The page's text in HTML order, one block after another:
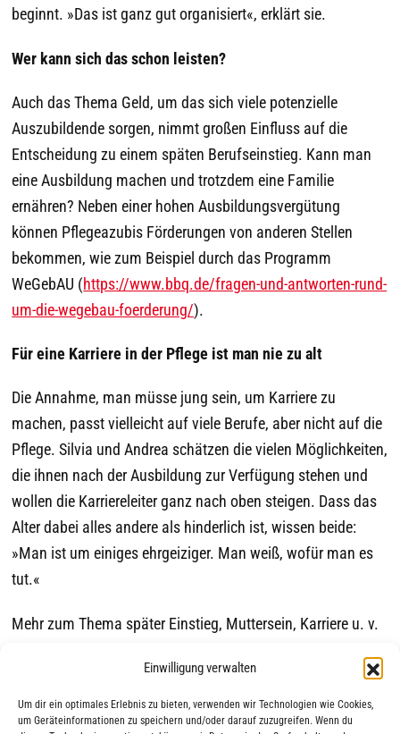
Einwilligung verwalten
Um dir ein optimales Erlebnis zu bieten, verwenden wir Technologien wie Cookies,
um Geräteinformationen zu speichern und/oder darauf zuzugreifen. Wenn du
beginnt. »Das ist ganz gut organisiert«, erklärt sie.
Wer kann sich das schon leisten?
Auch das Thema Geld, um das sich viele potenzielle
Auszubildende sorgen, nimmt großen Einfluss auf die
Entscheidung zu einem späten Berufseinstieg. Kann man
eine Ausbildung machen und trotzdem eine Familie
ernähren? Neben einer hohen Ausbildungsvergütung
können Pflegeazubis Förderungen von anderen Stellen
bekommen, wie zum Beispiel durch das Programm
WeGebAU (https://www.bbq.de/fragen-und-antworten-rund-
um-die-wegebau-foerderung/).
Für eine Karriere in der Pflege ist man nie zu alt
Die Annahme, man müsse jung sein, um Karriere zu
machen, passt vielleicht auf viele Berufe, aber nicht auf die
Pflege. Silvia und Andrea schätzen die vielen Möglichkeiten,
die ihnen nach der Ausbildung zur Verfügung stehen und
wollen die Karriereleiter ganz nach oben steigen. Dass das
Alter dabei alles andere als hinderlich ist, wissen beide:
»Man ist um einiges ehrgeiziger. Man weiß, wofür man es
tut.«
Mehr zum Thema später Einstieg, Muttersein, Karriere u. v.
https://youtube.com/playlist?
list=PLMLxhRPrL4-Ui00KU6Bc2jcRXtEVaAlFz